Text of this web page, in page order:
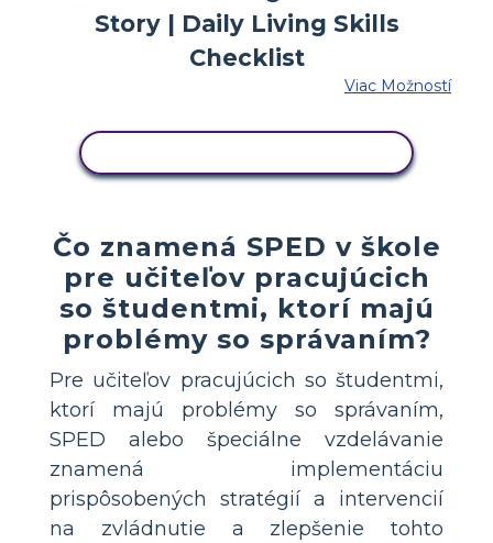
Viac Možností
Čo znamená SPED v škole
pre učiteľov pracujúcich
so študentmi, ktorí majú
problémy so správaním?
Pre učiteľov pracujúcich so študentmi,
ktorí majú problémy so správaním,
SPED alebo špeciálne vzdelávanie
znamená implementáciu
prispôsobených stratégií a intervencií
na zvládnutie a zlepšenie tohto